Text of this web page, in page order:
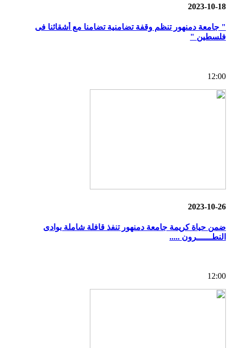
2023-10-18
" جامعة دمنهور تنظم وقفة تضامنية تضامنا مع أشقائنا فى
فلسطين "
12:00
2023-10-26
ضمن حياة كريمة جامعة دمنهور تنفذ قافلة شاملة بوادى
النطــــــرون .....
12:00